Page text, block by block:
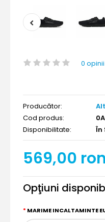
0 opinii
Producător:
Cod produs:
Disponibilitate:
În
569,00 ron
Opţiuni
MARIME INCALTAMINTE